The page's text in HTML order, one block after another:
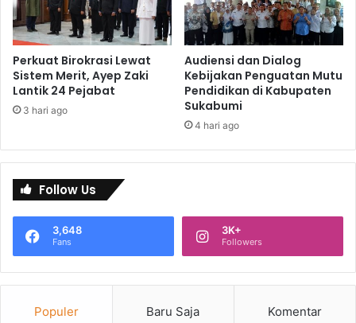
Perkuat Birokrasi Lewat
Sistem Merit, Ayep Zaki
Lantik 24 Pejabat
3 hari ago
Audiensi dan Dialog
Kebijakan Penguatan Mutu
Pendidikan di Kabupaten
Sukabumi
4 hari ago
Follow Us
3,648
Fans
3K+
Followers
Populer Baru Saja Komentar